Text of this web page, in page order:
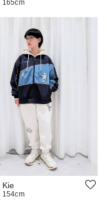
165cm
Kie
154cm